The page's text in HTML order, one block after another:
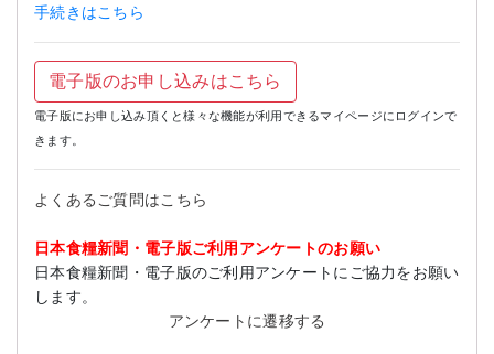
手続きはこちら
電子版のお申し込みはこちら
電子版にお申し込み頂くと様々な機能が利用できるマイページにログインで
きます。
よくあるご質問はこちら
日本食糧新聞・電子版ご利用アンケートのお願い
日本食糧新聞・電子版のご利用アンケートにご協力をお願い
します。
アンケートに遷移する